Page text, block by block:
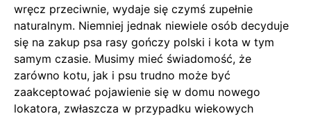
wręcz przeciwnie, wydaje się czymś zupełnie
naturalnym. Niemniej jednak niewiele osób decyduje
się na zakup psa rasy gończy polski i kota w tym
samym czasie. Musimy mieć świadomość, że
zarówno kotu, jak i psu trudno może być
zaakceptować pojawienie się w domu nowego
lokatora, zwłaszcza w przypadku wiekowych